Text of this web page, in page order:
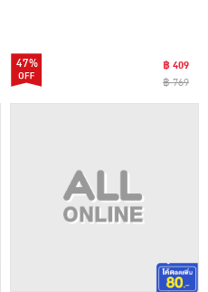
47%
฿ 409
฿ 769